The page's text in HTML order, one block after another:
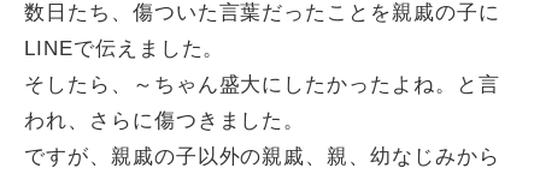
数日たち、傷ついた言葉だったことを親戚の子に
LINEで伝えました。
そしたら、～ちゃん盛大にしたかったよね。と言
われ、さらに傷つきました。
ですが、親戚の子以外の親戚、親、幼なじみから